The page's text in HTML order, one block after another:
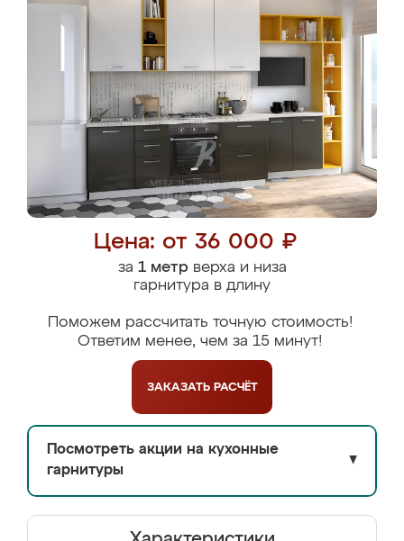
Цена: от 36 000 ₽
за 1 метрверха и низа
гарнитура в длину
Поможем рассчитать точную стоимость!
Ответим менее, чем за 15 минут!
ЗАКАЗАТЬ РАСЧЁТ
Посмотреть акции на кухонные
гарнитуры
▼